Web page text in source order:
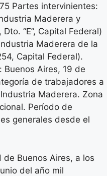
Partes intervinientes:
Maderera y
“E”, Capital Federal)
Maderera de la
Capital Federal).
Aires, 19 de
de trabajadores a
Maderera. Zona
Período de
generales desde el
de Buenos Aires, a los
del año mil